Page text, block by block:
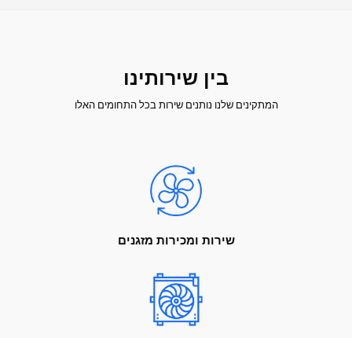
בין שירותינו
המתקינים שלנו נותנים שירות בכל התחומים האלו
שירות ומכירות מזגנים